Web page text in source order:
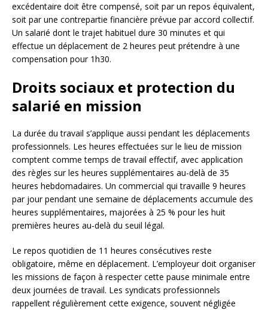
excédentaire doit être compensé, soit par un repos équivalent,
soit par une contrepartie financière prévue par accord collectif.
Un salarié dont le trajet habituel dure 30 minutes et qui
effectue un déplacement de 2 heures peut prétendre à une
compensation pour 1h30.
Droits sociaux et protection du
salarié en mission
La durée du travail s’applique aussi pendant les déplacements
professionnels. Les heures effectuées sur le lieu de mission
comptent comme temps de travail effectif, avec application
des règles sur les heures supplémentaires au-delà de 35
heures hebdomadaires. Un commercial qui travaille 9 heures
par jour pendant une semaine de déplacements accumule des
heures supplémentaires, majorées à 25 % pour les huit
premières heures au-delà du seuil légal.
Le repos quotidien de 11 heures consécutives reste
obligatoire, même en déplacement. L’employeur doit organiser
les missions de façon à respecter cette pause minimale entre
deux journées de travail. Les syndicats professionnels
rappellent régulièrement cette exigence, souvent négligée